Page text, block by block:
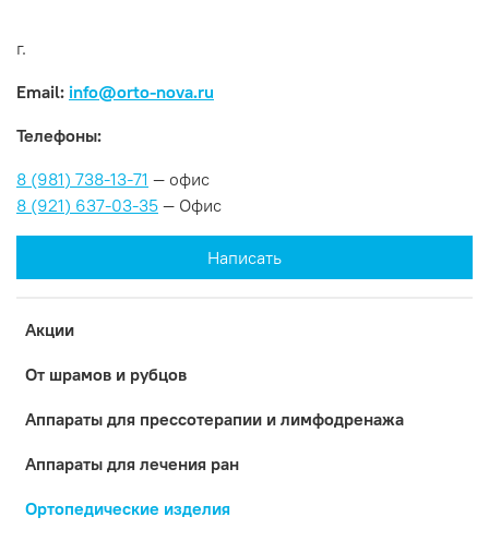
Акции
От шрамов и рубцов
Аппараты для прессотерапии и лимфодренажа
Аппараты для лечения ран
Ортопедические изделия
г.
Email: info@orto-nova.ru
Телефоны:
8 (981) 738-13-71 — офис
8 (921) 637-03-35 — Офис
Написать